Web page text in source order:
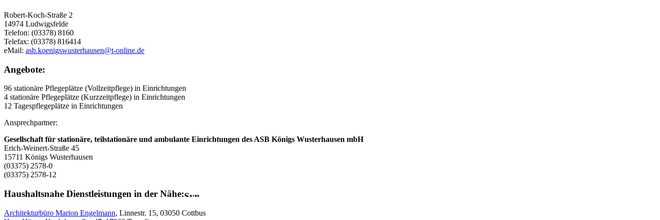
Robert-Koch-Straße 2
14974 Ludwigsfelde
Telefon: (03378) 8160
Telefax: (03378) 816414
eMail: asb.koenigswusterhausen@t-online.de
Angebote:
96 stationäre Pflegeplätze (Vollzeitpflege) in Einrichtungen
4 stationäre Pflegeplätze (Kurzzeitpflege) in Einrichtungen
12 Tagespflegeplätze in Einrichtungen
Ansprechpartner:
Gesellschaft für stationäre, teilstationäre und ambulante Einrichtungen des ASB Königs Wusterhausen mbH
Erich-Weinert-Straße 45
15711 Königs Wusterhausen
(03375) 2578-0
(03375) 2578-12
Haushaltsnahe Dienstleistungen in der Nähe:
Architekturbüro Marion Engelmann, Linnestr. 15, 03050 Cottbus